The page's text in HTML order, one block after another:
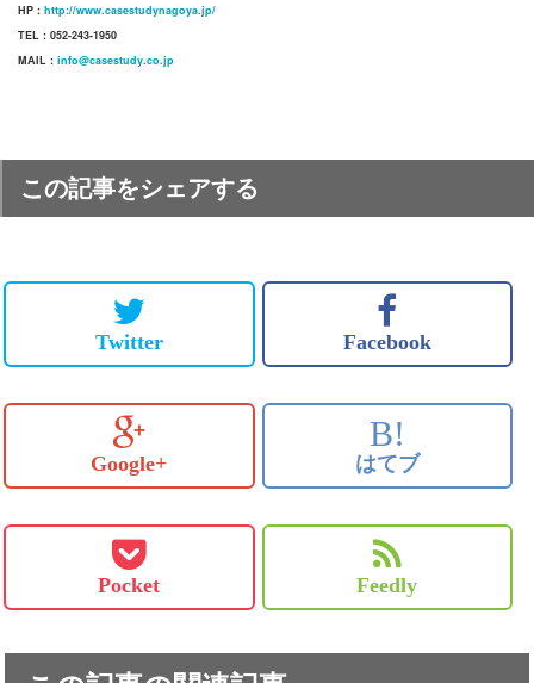
HP : http://www.casestudynagoya.jp/
TEL : 052-243-1950
MAIL : info@casestudy.co.jp
この記事をシェアする
Twitter Facebook
Google+
B!
はてブ
Pocket Feedly